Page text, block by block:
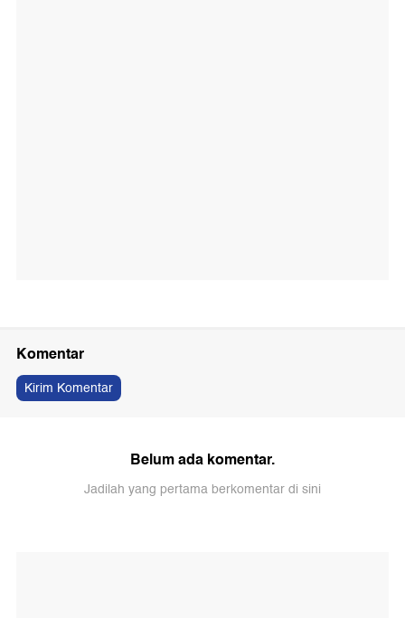
Komentar
Kirim Komentar
Belum ada komentar.
Jadilah yang pertama berkomentar di sini